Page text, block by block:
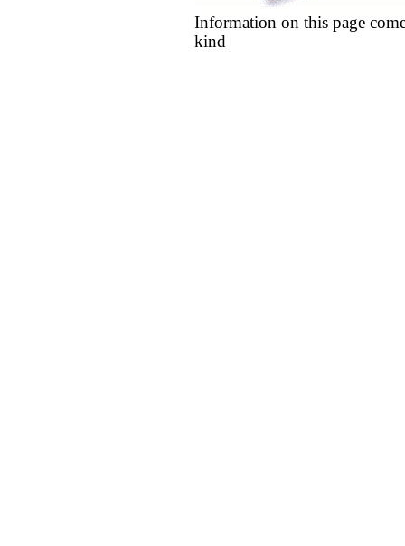
Information on this page
kind